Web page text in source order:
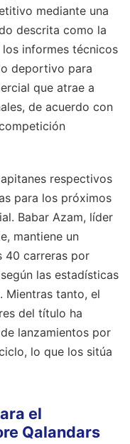
mediante una
descrita como la
informes técnicos
deportivo para
que atrae a
de acuerdo con
respectivos
para los próximos
Babar Azam, líder
mantiene un
40 carreras por
las estadísticas
Mientras tanto, el
del título ha
lanzamientos por
lo que los sitúa
el
Qalandars